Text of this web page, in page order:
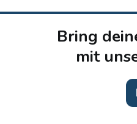
Bring
mit